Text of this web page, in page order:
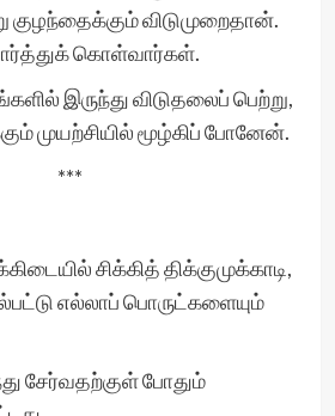
குழந்தைக்கும் விடுமுறைதான்.
கொள்வார்கள்.
இருந்து விடுதலைப் பெற்று,
முயற்சியில் மூழ்கிப் போனேன்.
***
சிக்கித் திக்குமுக்காடி,
எல்லாப் பொருட்களையும்
சேர்வதற்குள் போதும்